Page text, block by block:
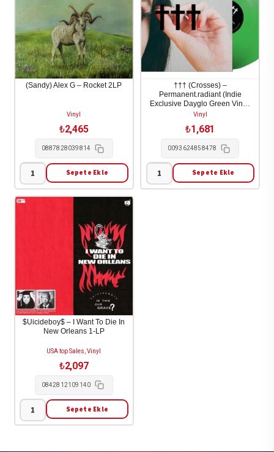
(Sandy) Alex G – Rocket 2LP
Vinyl
₺2,465
0887828039814
(Sandy)
Alex
Sepete Ekle
††† (Crosses) –
Permanent.radiant (Indie
Exclusive Dayglo Green Vinyl)
1LP
Vinyl
₺1,681
0093624858478
†††
Sepete Ekle
$Uicideboy$ – I Want To Die In
New Orleans 1-LP
USA top Sales, Vinyl
₺2,097
0842812109140
$Uicideboy$
Sepete Ekle